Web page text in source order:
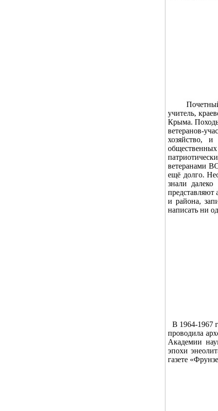
Почетный
учитель,
Крыма.
ветеранов-
хозяйство,
общественных
ветеранами
ещё долго.
знали
представляют
и района,
написать ни
В 1964-1967
проводила
Академии
эпохи
газете